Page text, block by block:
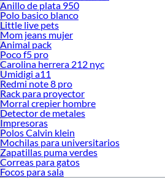
Anillo de plata 950
Polo basico blanco
Little live pets
Mom jeans mujer
Animal pack
Poco f5 pro
Carolina herrera 212 nyc
Umidigi a11
Redmi note 8 pro
Rack para proyector
Morral crepier hombre
Detector de metales
Impresoras
Polos Calvin klein
Mochilas para universitarios
Zapatillas puma verdes
Correas para gatos
Focos para sala